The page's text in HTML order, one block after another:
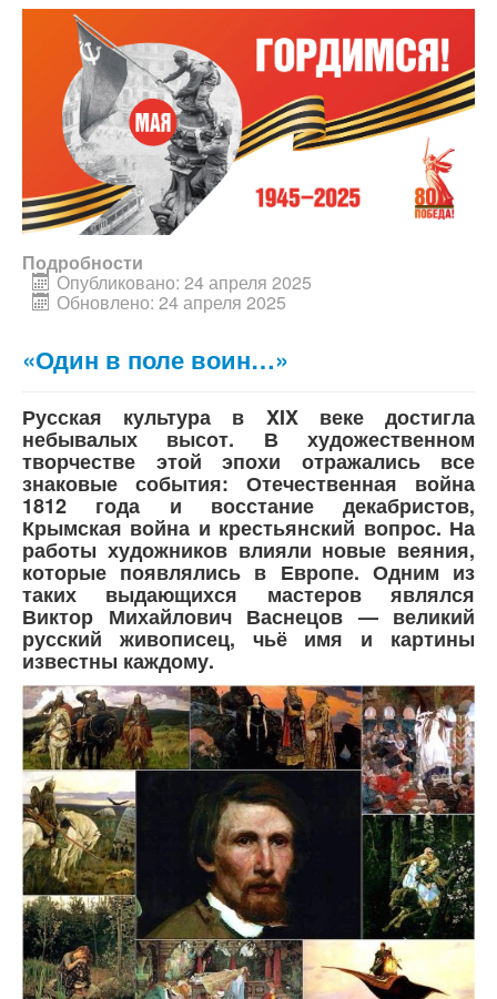
Подробности
Опубликовано: 24 апреля 2025
Обновлено: 24 апреля 2025
«Один в поле воин…»
Русская культура в XIX веке достигла
небывалых высот. В художественном
творчестве этой эпохи отражались все
знаковые события: Отечественная война
1812 года и восстание декабристов,
Крымская война и крестьянский вопрос. На
работы художников влияли новые веяния,
которые появлялись в Европе. Одним из
таких выдающихся мастеров являлся
Виктор Михайлович Васнецов — великий
русский живописец, чьё имя и картины
известны каждому.